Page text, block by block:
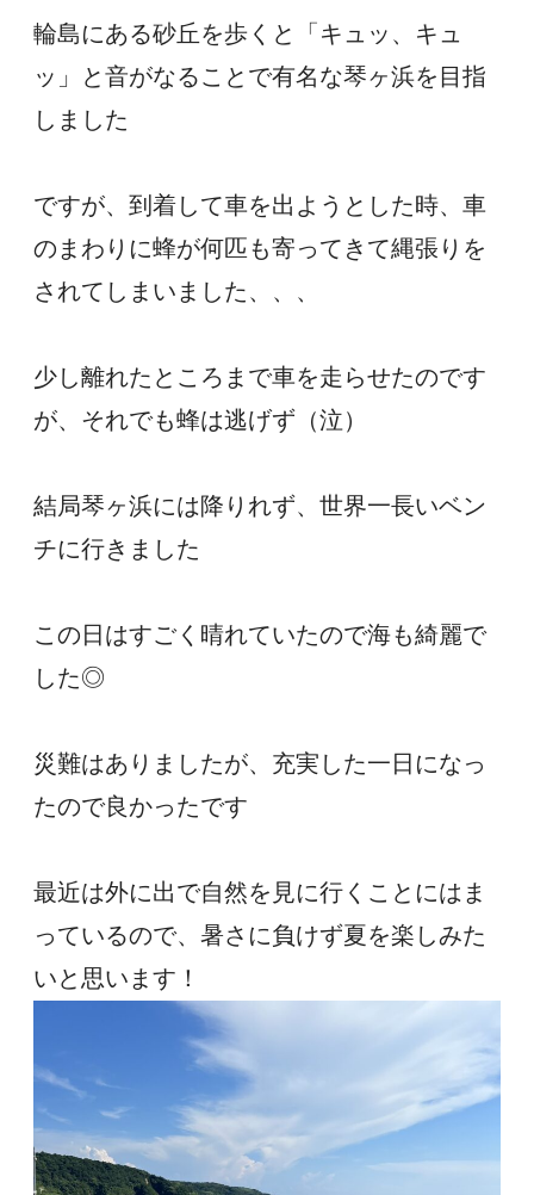
輪島にある砂丘を歩くと「キュッ、キュ
ッ」と音がなることで有名な琴ヶ浜を目指
しました
ですが、到着して車を出ようとした時、車
のまわりに蜂が何匹も寄ってきて縄張りを
されてしまいました、、、
少し離れたところまで車を走らせたのです
が、それでも蜂は逃げず（泣）
結局琴ヶ浜には降りれず、世界一長いベン
チに行きました
この日はすごく晴れていたので海も綺麗で
した◎
災難はありましたが、充実した一日になっ
たので良かったです
最近は外に出で自然を見に行くことにはま
っているので、暑さに負けず夏を楽しみた
いと思います！